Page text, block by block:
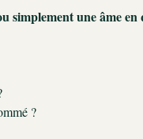
simplement une âme
?